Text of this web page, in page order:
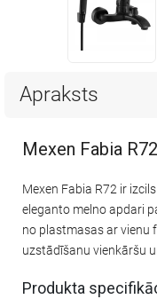
Apraksts
Mexen Fabia
Mexen Fabia R72 ir
eleganto melno apdari
no plastmasas ar vienu
uzstādīšanu vienkāršu
Produkta